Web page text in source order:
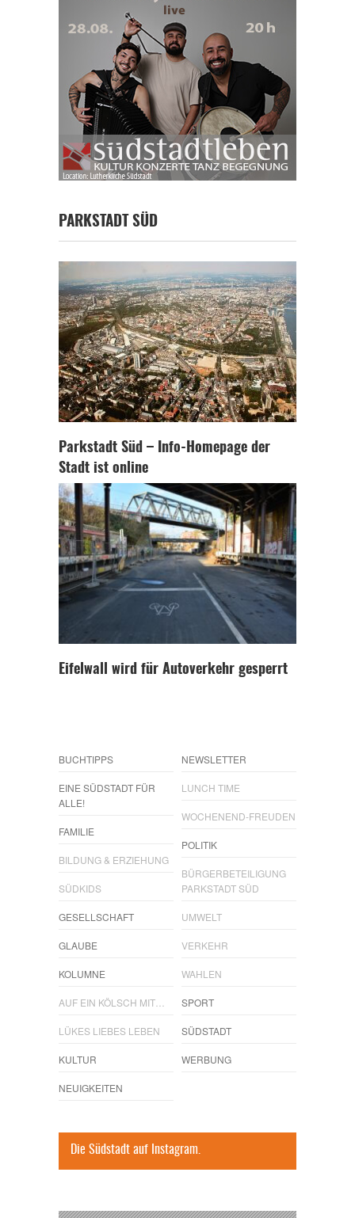
PARKSTADT SÜD
Parkstadt Süd – Info-Homepage der
Stadt ist online
Eifelwall wird für Autoverkehr gesperrt
BUCHTIPPS
EINE SÜDSTADT FÜR
ALLE!
FAMILIE
BILDUNG & ERZIEHUNG
SÜDKIDS
GESELLSCHAFT
GLAUBE
KOLUMNE
AUF EIN KÖLSCH MIT…
LÜKES LIEBES LEBEN
KULTUR
NEUIGKEITEN
NEWSLETTER
LUNCH TIME
WOCHENEND-FREUDEN
POLITIK
BÜRGERBETEILIGUNG
PARKSTADT SÜD
UMWELT
VERKEHR
WAHLEN
SPORT
SÜDSTADT
WERBUNG
Die Südstadt auf Instagram.